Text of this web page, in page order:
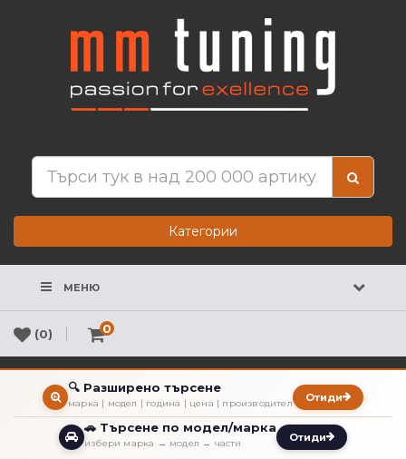
Категории
МЕНЮ
(0) 0
🔍 Разширено търсене
марка | модел | година | цена | производител Отиди
🚗 Търсене по модел/марка
избери марка → модел → части Отиди